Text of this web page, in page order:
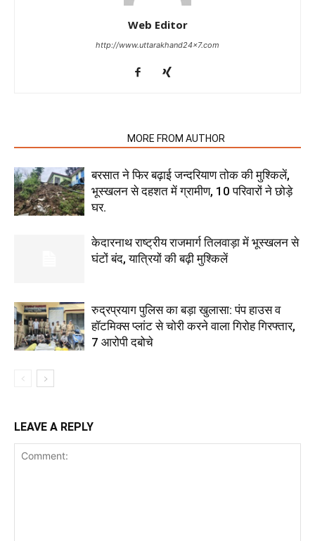
Web Editor
http://www.uttarakhand24x7.com
MORE FROM AUTHOR
बरसात ने फिर बढ़ाई जन्दरियाण तोक की मुश्किलें,
भूस्खलन से दहशत में ग्रामीण, 10 परिवारों ने छोड़े
घर.
केदारनाथ राष्ट्रीय राजमार्ग तिलवाड़ा में भूस्खलन से
घंटों बंद, यात्रियों की बढ़ी मुश्किलें
रुद्रप्रयाग पुलिस का बड़ा खुलासा: पंप हाउस व
हॉटमिक्स प्लांट से चोरी करने वाला गिरोह गिरफ्तार,
7 आरोपी दबोचे
LEAVE A REPLY